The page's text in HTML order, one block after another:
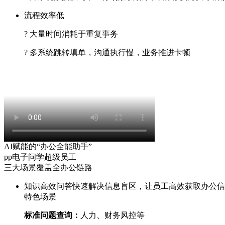
流程效率低
? 大量时间消耗于重复事务
? 多系统跳转填单，沟通执行慢，业务推进卡顿
AI赋能的“办公全能助手”
pp电子问学超级员工
三大场景覆盖全办公链路
知识高效问答快速解决信息盲区，让员工高效获取办公
特色场景
标准问题查询： 人力、财务风控等